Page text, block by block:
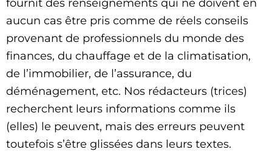
fournit des renseignements qui ne doivent en
aucun cas être pris comme de réels conseils
provenant de professionnels du monde des
finances, du chauffage et de la climatisation,
de l’immobilier, de l’assurance, du
déménagement, etc. Nos rédacteurs (trices)
recherchent leurs informations comme ils
(elles) le peuvent, mais des erreurs peuvent
toutefois s’être glissées dans leurs textes.